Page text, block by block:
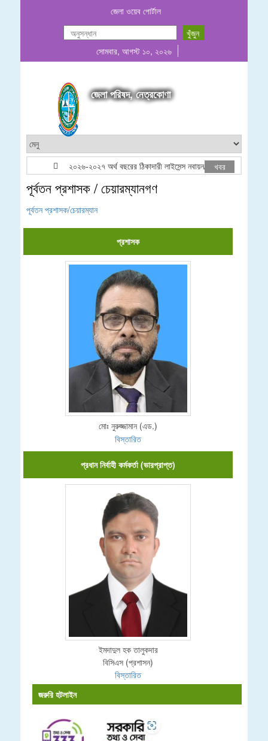
জেলা ওয়েব পোর্টাল
সোমবার, আগস্ট ১০, ২০২৬
জেলা পরিষদ, নেত্রকোণা
২০২৬-২০২৭ অর্থ বছরের ঠিকাদারী লাইসেন্স নবায়ন/তালিকাভূক্তি বিজ্ঞপ্তি
খবর
পূর্বতন প্রশাসক / চেয়ারম্যানগণ
পূর্বতন প্রশাসক/চেয়ারম্যান
প্রশাসক
মোঃ নুরুজ্জামান (এড.)
বিস্তারিত
প্রধান নির্বাহী কর্মকর্তা (ভারপ্রাপ্ত)
ইমদাদুল হক তালুকদার
বিসিএস (প্রশাসন)
বিস্তারিত
জরুরি হটলাইন